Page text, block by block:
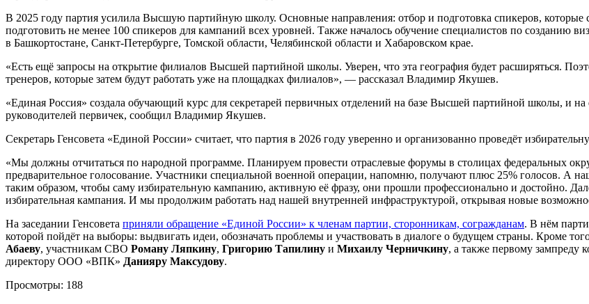
В 2025 году партия усилила Высшую партийную школу. Основные направления: отбор и подготовка спикеров, которые
подготовить не менее 100 спикеров для кампаний всех уровней. Также началось обучение специалистов по созданию
в Башкортостане, Санкт-Петербурге, Томской области, Челябинской области и Хабаровском крае.
«Есть ещё запросы на открытие филиалов Высшей партийной школы. Уверен, что эта география будет расширяться.
тренеров, которые затем будут работать уже на площадках филиалов», — рассказал Владимир Якушев.
«Единая Россия» создала обучающий курс для секретарей первичных отделений на базе Высшей партийной школы, и на
руководителей первичек, сообщил Владимир Якушев.
Секретарь Генсовета «Единой России» считает, что партия в 2026 году уверенно и организованно проведёт
«Мы должны отчитаться по народной программе. Планируем провести отраслевые форумы в столицах федеральных
предварительное голосование. Участники специальной военной операции, напомню, получают плюс 25% голосов. А
таким образом, чтобы саму избирательную кампанию, активную её фразу, они прошли профессионально и достойно.
избирательная кампания. И мы продолжим работать над нашей внутренней инфраструктурой, открывая новые
На заседании Генсовета приняли обращение «Единой России» к членам партии, сторонникам, согражданам. В нём
которой пойдёт на выборы: выдвигать идеи, обозначать проблемы и участвовать в диалоге о будущем страны. Кроме
Абаеву, участникам СВО Роману Ляпкину, Григорию Тапилину и Михаилу Черничкину, а также первому зампреду
директору ООО «ВПК» Данияру Максудову.
Просмотры: 188